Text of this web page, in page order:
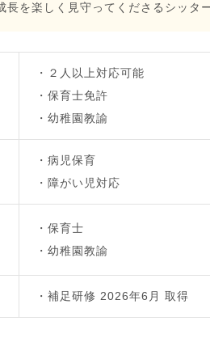
長を楽しく見守ってくださるシッタ
２人以上対応可能
保育士免許
幼稚園教諭
病児保育
障がい児対応
保育士
幼稚園教諭
補足研修 2026年6月 取得